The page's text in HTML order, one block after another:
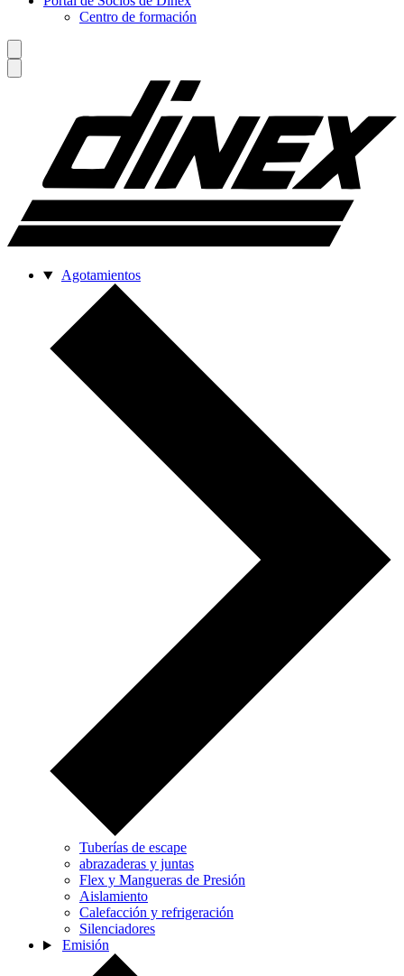
Centro de formación
Agotamientos
Tuberías de escape
abrazaderas y juntas
Flex y Mangueras de Presión
Aislamiento
Calefacción y refrigeración
Silenciadores
Emisión